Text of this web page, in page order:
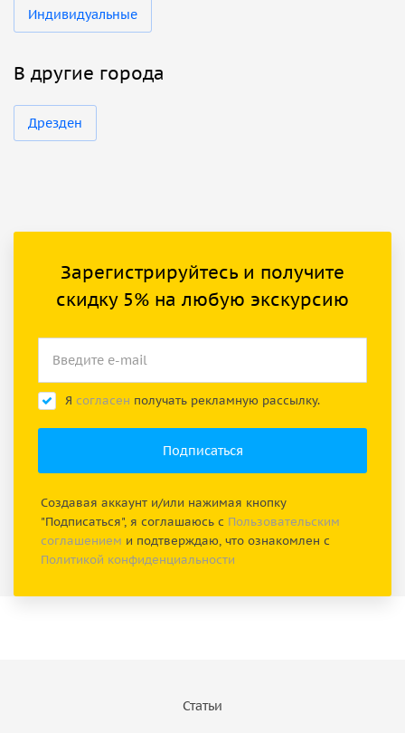
Индивидуальные
В другие города
Дрезден
Зарегистрируйтесь и получите
скидку 5% на любую экскурсию
Я согласен получать рекламную рассылку.
Создавая аккаунт и/или нажимая кнопку
"Подписаться", я соглашаюсь с Пользовательским
соглашением и подтверждаю, что ознакомлен с
Политикой конфиденциальности
Статьи